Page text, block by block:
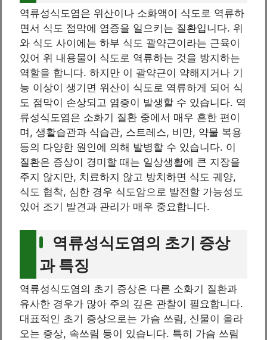
역류성식도염은 위산이나 소화액이 식도로 역류하
면서 식도 점막에 염증을 일으키는 질환입니다. 위
와 식도 사이에는 하부 식도 괄약근이라는 근육이
있어 위 내용물이 식도로 역류하는 것을 방지하는
역할을 합니다. 하지만 이 괄약근이 약해지거나 기
능 이상이 생기면 위산이 식도로 역류하게 되어 식
도 점막이 손상되고 염증이 발생할 수 있습니다. 역
류성식도염은 소화기 질환 중에서 매우 흔한 편이
며, 생활습관과 식습관, 스트레스, 비만, 약물 복용
등의 다양한 원인에 의해 발병할 수 있습니다. 이
질환은 증상이 경미할 때는 일상생활에 큰 지장을
주지 않지만, 치료하지 않고 방치하면 식도 궤양,
식도 협착, 심한 경우 식도암으로 발전할 가능성도
있어 조기 발견과 관리가 매우 중요합니다.
역류성식도염의 초기 증상
과 특징
역류성식도염의 초기 증상은 다른 소화기 질환과
유사한 경우가 많아 주의 깊은 관찰이 필요합니다.
대표적인 초기 증상으로는 가슴 쓰림, 신물이 올라
오는 증상, 속쓰림 등이 있습니다. 특히 가슴 쓰림